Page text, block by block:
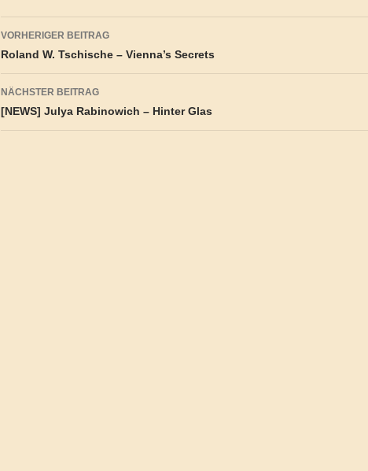
Beitragsnavigation
VORHERIGER BEITRAG
Roland W. Tschische – Vienna’s Secrets
NÄCHSTER BEITRAG
[NEWS] Julya Rabinowich – Hinter Glas